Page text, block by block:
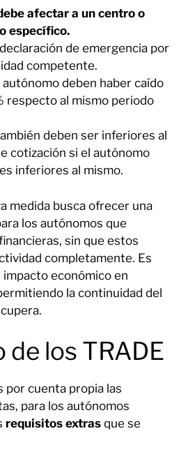
afectar a un centro o
específico.
de emergencia por
competente.
deben haber caído
respecto al mismo periodo
deben ser inferiores al
cotización si el autónomo
inferiores al mismo.
medida busca ofrecer una
los autónomos que
sin que estos
completamente. Es
económico en
la continuidad del
de los TRADE
por cuenta propia las
para los autónomos
requisitos extras que se